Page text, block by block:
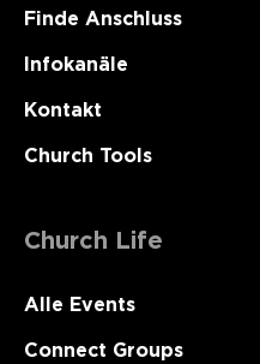
Finde Anschluss
Infokanäle
Kontakt
Church Tools
Church Life
Alle Events
Connect Groups